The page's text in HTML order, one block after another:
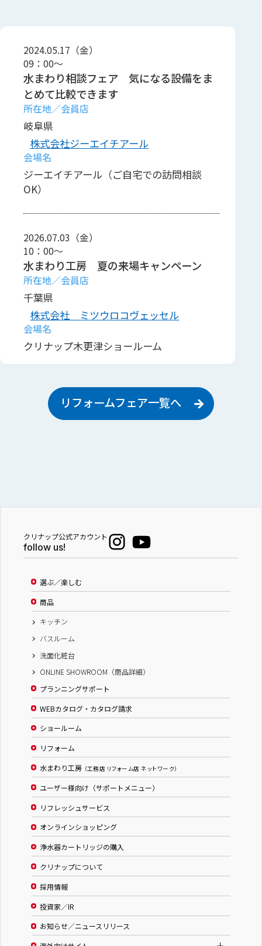
2024.05.17（金）
09：00～
水まわり相談フェア 気になる設備をま
とめて比較できます
岐阜県
株式会社ジーエイチアール
ジーエイチアール（ご自宅での訪問相談
OK）
2026.07.03（金）
10：00～
水まわり工房 夏の来場キャンペーン
千葉県
株式会社 ミツウロコヴェッセル
クリナップ木更津ショールーム
2026.08.15（土）
10：00～
（株）匠工房 リフォームフェア
株式会社 匠工房
リフォームフェア一覧へ
クリナップ公式アカウント
follow us!
選ぶ／楽しむ
商品
キッチン
バスルーム
洗面化粧台
ONLINE SHOWROOM（商品詳細）
プランニングサポート
WEBカタログ・カタログ請求
ショールーム
リフォーム
水まわり工房 （工務店 リフォーム店 ネットワーク）
ユーザー様向け（サポートメニュー）
リフレッシュサービス
オンラインショッピング
浄水器カートリッジの購入
クリナップについて
採用情報
投資家／IR
お知らせ／ニュースリリース